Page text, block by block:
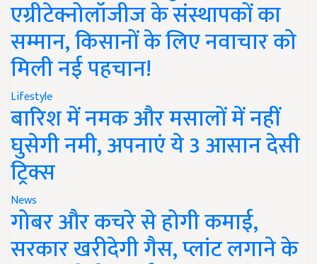
एग्रीटेक्नोलॉजीज के संस्थापकों का
सम्मान, किसानों के लिए नवाचार को
मिली नई पहचान!
Lifestyle
बारिश में नमक और मसालों में नहीं
घुसेगी नमी, अपनाएं ये 3 आसान देसी
ट्रिक्स
News
गोबर और कचरे से होगी कमाई,
सरकार खरीदेगी गैस, प्लांट लगाने के